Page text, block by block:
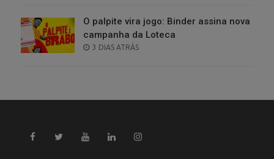
O palpite vira jogo: Binder assina nova
campanha da Loteca
POSTED
3 DIAS ATRÁS